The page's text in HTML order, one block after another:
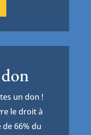
un don !
le droit à
66% du